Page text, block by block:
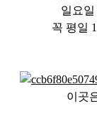
일요
꼭 평일
이곳